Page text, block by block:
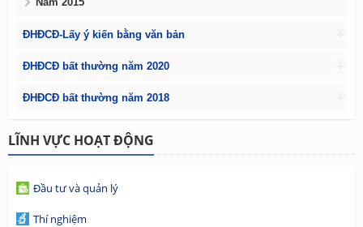
ĐHĐCĐ-Lấy ý kiến bằng văn bản
ĐHĐCĐ bất thường năm 2020
ĐHĐCĐ bất thường năm 2018
LĨNH VỰC HOẠT ĐỘNG
Đầu tư và quản lý
Thí nghiệm